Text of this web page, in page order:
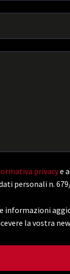
privacye
personali n.
informazioni
la vostra